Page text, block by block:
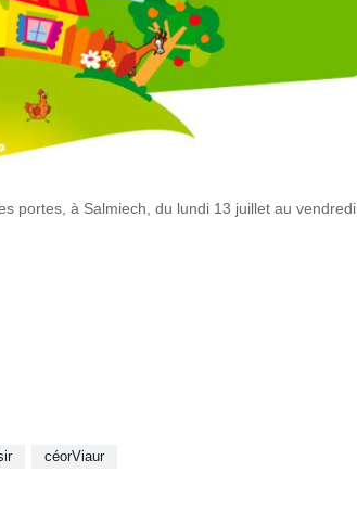
portes, à Salmiech, du lundi 13 juillet au vendredi
céorViaur